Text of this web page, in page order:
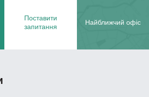
Поставити
запитання
Найближчий офіс